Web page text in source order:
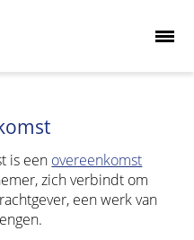
is een overeenkomst
zich verbindt om
een werk van